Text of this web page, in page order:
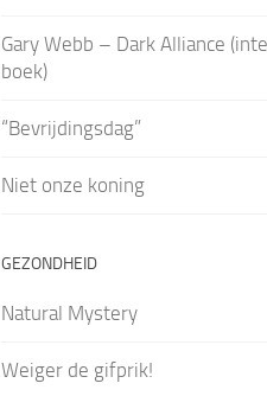
Gary Webb – Dark Alliance
boek)
“Bevrijdingsdag”
Niet onze koning
GEZONDHEID
Natural Mystery
Weiger de gifprik!